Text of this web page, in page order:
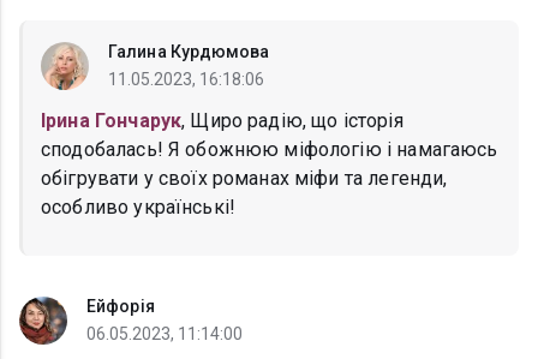
Галина Курдюмова
11.05.2023, 16:18:06
Ірина Гончарук, Щиро радію, що історія
сподобалась! Я обожнюю міфологію і намагаюсь
обігрувати у своїх романах міфи та легенди,
особливо українські!
Ейфорія
06.05.2023, 11:14:00